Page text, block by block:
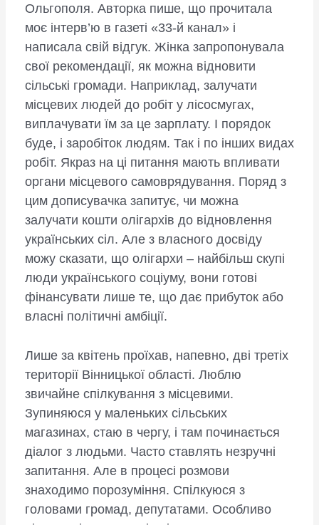
Ольгополя. Авторка пише, що прочитала
моє інтерв’ю в газеті «33-й канал» і
написала свій відгук. Жінка запропонувала
свої рекомендації, як можна відновити
сільські громади. Наприклад, залучати
місцевих людей до робіт у лісосмугах,
виплачувати їм за це зарплату. І порядок
буде, і заробіток людям. Так і по інших видах
робіт. Якраз на ці питання мають впливати
органи місцевого самоврядування. Поряд з
цим дописувачка запитує, чи можна
залучати кошти олігархів до відновлення
українських сіл. Але з власного досвіду
можу сказати, що олігархи – найбільш скупі
люди українського соціуму, вони готові
фінансувати лише те, що дає прибуток або
власні політичні амбіції.
Лише за квітень проїхав, напевно, дві третіх
території Вінницької області. Люблю
звичайне спілкування з місцевими.
Зупиняюся у маленьких сільських
магазинах, стаю в чергу, і там починається
діалог з людьми. Часто ставлять незручні
запитання. Але в процесі розмови
знаходимо порозуміння. Спілкуюся з
головами громад, депутатами. Особливо